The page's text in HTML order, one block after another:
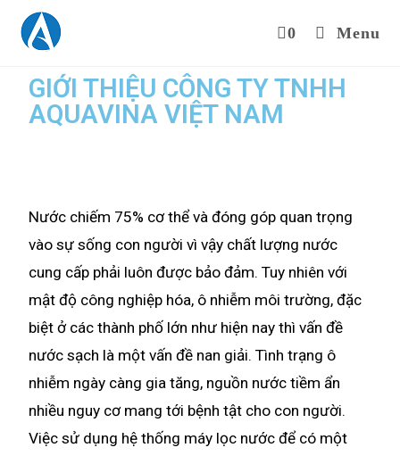
0 Menu
GIỚI THIỆU CÔNG TY TNHH
AQUAVINA VIỆT NAM
Nước chiếm 75% cơ thể và đóng góp quan trọng
vào sự sống con người vì vậy chất lượng nước
cung cấp phải luôn được bảo đảm. Tuy nhiên với
mật độ công nghiệp hóa, ô nhiễm môi trường, đặc
biệt ở các thành phố lớn như hiện nay thì vấn đề
nước sạch là một vấn đề nan giải. Tình trạng ô
nhiễm ngày càng gia tăng, nguồn nước tiềm ẩn
nhiều nguy cơ mang tới bệnh tật cho con người.
Việc sử dụng hệ thống máy lọc nước để có một